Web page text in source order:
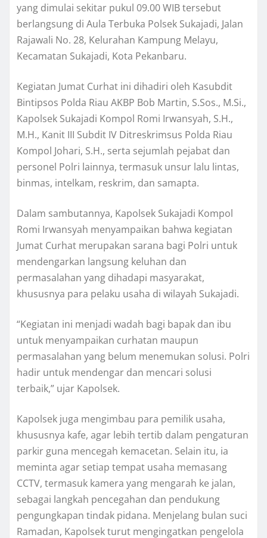
yang dimulai sekitar pukul 09.00 WIB tersebut
berlangsung di Aula Terbuka Polsek Sukajadi, Jalan
Rajawali No. 28, Kelurahan Kampung Melayu,
Kecamatan Sukajadi, Kota Pekanbaru.
Kegiatan Jumat Curhat ini dihadiri oleh Kasubdit
Bintipsos Polda Riau AKBP Bob Martin, S.Sos., M.Si.,
Kapolsek Sukajadi Kompol Romi Irwansyah, S.H.,
M.H., Kanit III Subdit IV Ditreskrimsus Polda Riau
Kompol Johari, S.H., serta sejumlah pejabat dan
personel Polri lainnya, termasuk unsur lalu lintas,
binmas, intelkam, reskrim, dan samapta.
Dalam sambutannya, Kapolsek Sukajadi Kompol
Romi Irwansyah menyampaikan bahwa kegiatan
Jumat Curhat merupakan sarana bagi Polri untuk
mendengarkan langsung keluhan dan
permasalahan yang dihadapi masyarakat,
khususnya para pelaku usaha di wilayah Sukajadi.
“Kegiatan ini menjadi wadah bagi bapak dan ibu
untuk menyampaikan curhatan maupun
permasalahan yang belum menemukan solusi. Polri
hadir untuk mendengar dan mencari solusi
terbaik,” ujar Kapolsek.
Kapolsek juga mengimbau para pemilik usaha,
khususnya kafe, agar lebih tertib dalam pengaturan
parkir guna mencegah kemacetan. Selain itu, ia
meminta agar setiap tempat usaha memasang
CCTV, termasuk kamera yang mengarah ke jalan,
sebagai langkah pencegahan dan pendukung
pengungkapan tindak pidana. Menjelang bulan suci
Ramadan, Kapolsek turut mengingatkan pengelola